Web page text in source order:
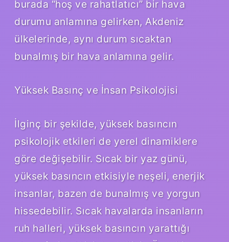
burada “hoş ve rahatlatıcı” bir hava
durumu anlamına gelirken, Akdeniz
ülkelerinde, aynı durum sıcaktan
bunalmış bir hava anlamına gelir.
Yüksek Basınç ve İnsan Psikolojisi
İlginç bir şekilde, yüksek basıncın
psikolojik etkileri de yerel dinamiklere
göre değişebilir. Sıcak bir yaz günü,
yüksek basıncın etkisiyle neşeli, enerjik
insanlar, bazen de bunalmış ve yorgun
hissedebilir. Sıcak havalarda insanların
ruh halleri, yüksek basıncın yarattığı